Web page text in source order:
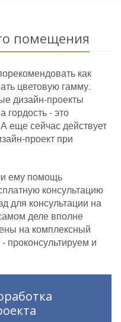
помещения
как
цветовую гамму.
дизайн-проекты
- это
еще сейчас действует
проект при
ему помощь
консультацию
для консультации на
деле вполне
на комплексный
проконсультируем и